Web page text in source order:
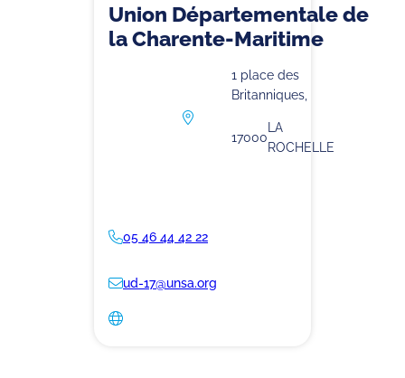
Union Départementale de
la Charente-Maritime
1 place des
Britanniques,
17000
LA
ROCHELLE
05 46 44 42 22
ud-17@unsa.org